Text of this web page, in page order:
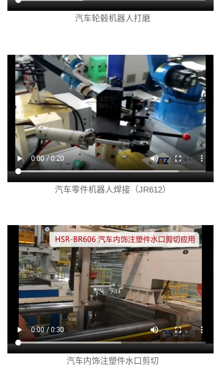
汽车轮毂机器人打磨
汽车零件机器人焊接（JR612）
汽车内饰注塑件水口剪切